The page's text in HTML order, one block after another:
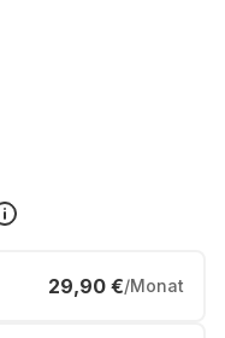
29,90 €/Monat